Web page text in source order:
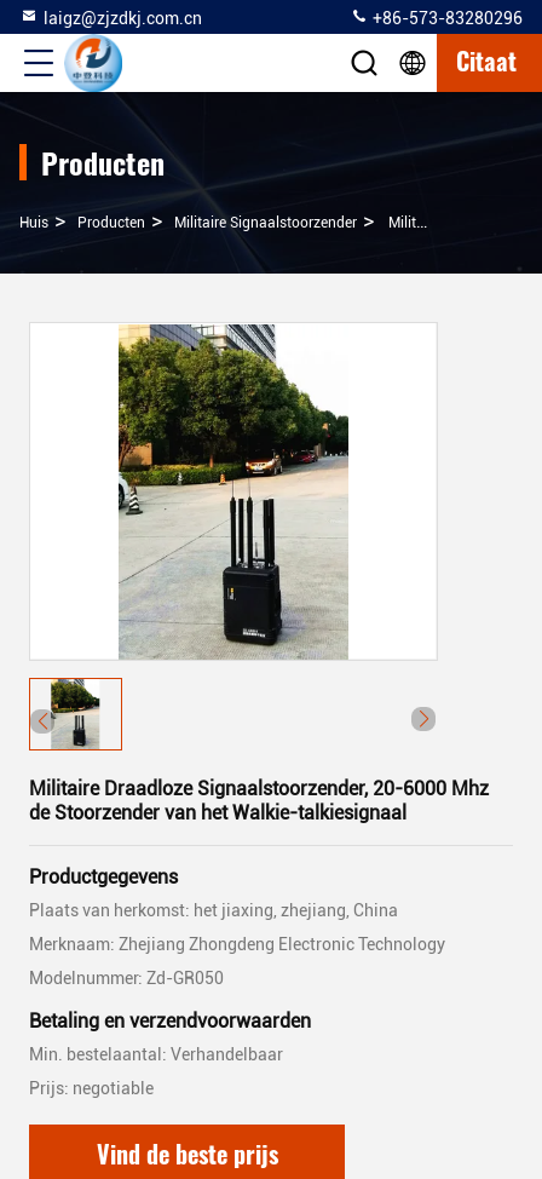
laigz@zjzdkj.com.cn +86-573-83280296
Citaat
Producten
Huis > Producten > Militaire Signaalstoorzender > Militaire Draadloze Signaalstoorzender, 20-6000 Mhz De Stoorzender Van Het Walkie-Talkiesignaal
Militaire Draadloze Signaalstoorzender, 20-6000 Mhz
de Stoorzender van het Walkie-talkiesignaal
Productgegevens
Plaats van herkomst: het jiaxing, zhejiang, China
Merknaam: Zhejiang Zhongdeng Electronic Technology
Modelnummer: Zd-GR050
Betaling en verzendvoorwaarden
Min. bestelaantal: Verhandelbaar
Prijs: negotiable
Vind de beste prijs